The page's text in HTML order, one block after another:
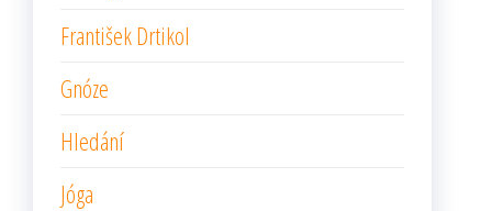
František Drtikol
Gnóze
Hledání
Jóga